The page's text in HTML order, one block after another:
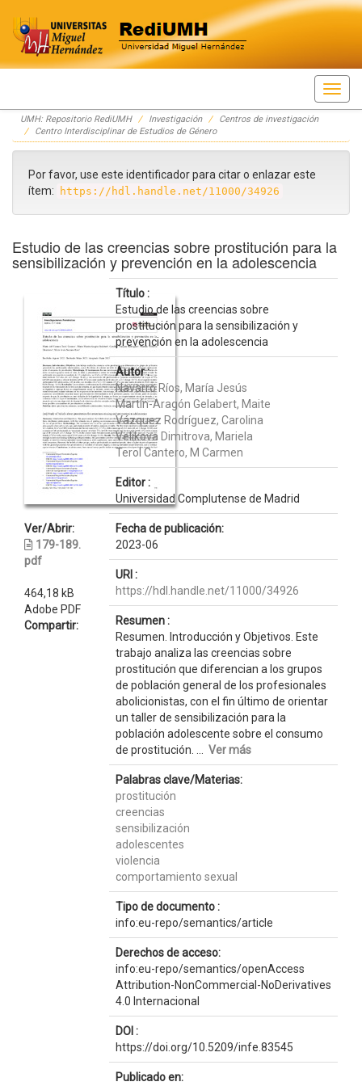
Skip
navigation
UMH: Repositorio RediUMH Investigación
Centros de investigación
Centro Interdisciplinar de Estudios de Género
Por favor, use este identificador para citar o enlazar este
ítem:
https://hdl.handle.net/11000/34926
Estudio de las creencias sobre prostitución para la
sensibilización y prevención en la adolescencia
Ver/Abrir:
179-189.
pdf
464,18 kB
Adobe PDF
Compartir:
Título :
Estudio de las creencias sobre
prostitución para la sensibilización y
prevención en la adolescencia
Autor :
Navarro Ríos, María Jesús
Martín-Aragón Gelabert, Maite
Vázquez Rodríguez, Carolina
Velikova Dimitrova, Mariela
Terol Cantero, M Carmen
Editor :
Universidad Complutense de Madrid
Fecha de publicación:
2023-06
URI :
https://hdl.handle.net/11000/34926
Resumen :
Resumen. Introducción y Objetivos. Este
trabajo analiza las creencias sobre
prostitución que diferencian a los grupos
de población general de los profesionales
abolicionistas, con el fin último de orientar
un taller de sensibilización para la
población adolescente sobre el consumo
de prostitución. ... Ver más
Palabras clave/Materias:
prostitución
creencias
sensibilización
adolescentes
violencia
comportamiento sexual
Tipo de documento :
info:eu-repo/semantics/article
Derechos de acceso:
info:eu-repo/semantics/openAccess
Attribution-NonCommercial-NoDerivatives
4.0 Internacional
DOI :
https://doi.org/10.5209/infe.83545
Publicado en: